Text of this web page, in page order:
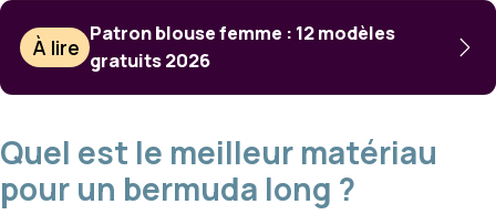
À lire
Patron blouse femme : 12 modèles
gratuits 2026
Quel est le meilleur matériau
pour un bermuda long ?